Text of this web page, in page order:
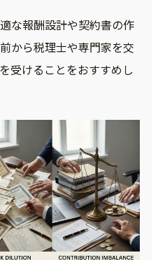
な報酬設計や契約書の作
から税理士や専門家を交
受けることをおすすめし